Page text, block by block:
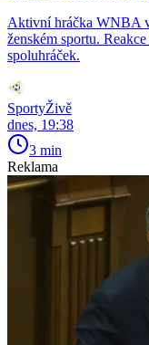
Aktivní hráčka WNBA
ženském sportu.
spoluhráček.
SportyŽivě
dnes, 19:38
3 min
Reklama